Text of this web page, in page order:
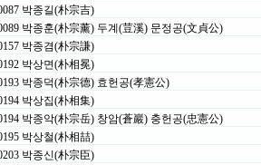
박종길(朴宗吉)
박종훈(朴宗薰) 두계(荳溪) 문정공(文貞公)
박종겸(朴宗謙)
박상면(朴相冕)
박종덕(朴宗德) 효헌공(孝憲公)
박상집(朴相集)
박종악(朴宗岳) 창암(蒼巖) 충헌공(忠憲公)
박상철(朴相喆)
박종신(朴宗臣)